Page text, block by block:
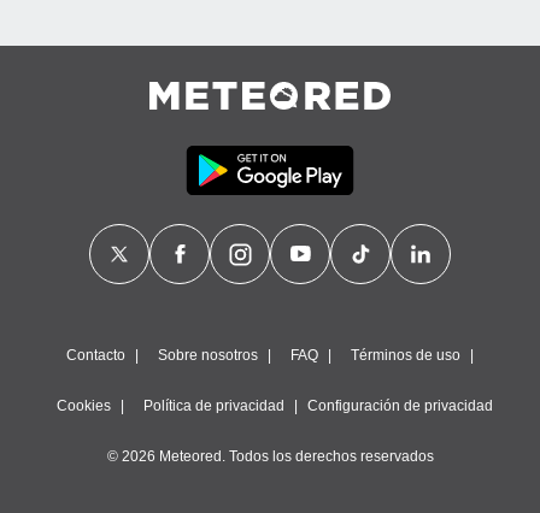
Contacto Sobre nosotros FAQ Términos de uso
Cookies Política de privacidad Configuración de privacidad
© 2026 Meteored. Todos los derechos reservados